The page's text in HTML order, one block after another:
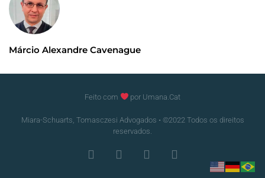
Márcio Alexandre Cavenague
Feito com por Umana.Cat
Miara-Schuarts, Tomasczesi Advogados • ©2022 Todos os direitos
reservados.